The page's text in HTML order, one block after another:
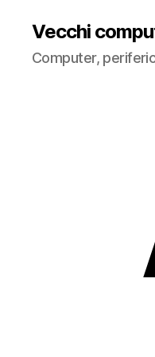
Vecchi
Computer,